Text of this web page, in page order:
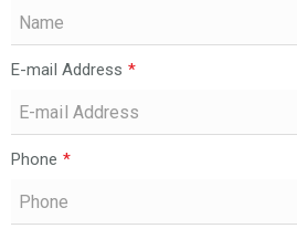
E-mail Address *
Phone *